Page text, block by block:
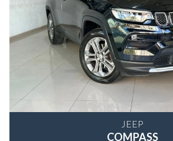
JEEP
COMPASS